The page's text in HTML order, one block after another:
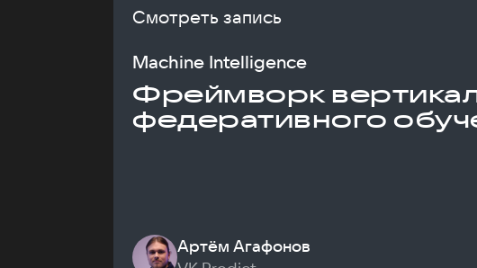
Смотреть запись
Machine Intelligence
Фреймворк
федеративного
Артём Агафонов